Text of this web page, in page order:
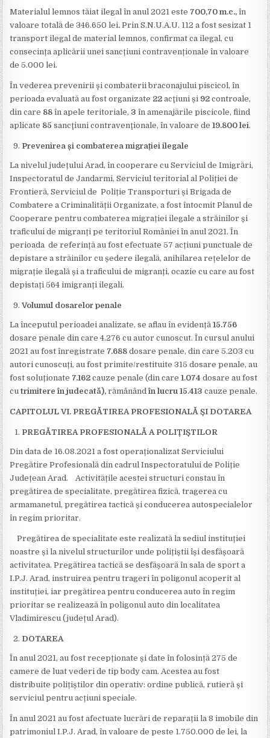
Materialul lemnos tăiat ilegal în anul 2021 este 700,70 m.c., în
valoare totală de 346.650 lei.Prin S.N.U.A.U. 112 a fost sesizat 1
transport ilegal de material lemnos, confirmat ca ilegal, cu
consecința aplicării unei sancțiuni contravenționale în valoare
de 5.000 lei.
În vederea prevenirii şi combaterii braconajului piscicol, în
perioada evaluată au fost organizate 22 acţiuni și 92 controale,
din care 88în apele teritoriale, 3 în amenajările piscicole, fiind
aplicate 85 sancţiuni contravenţionale, în valoare de19.800 lei.
Prevenirea și combaterea migrației ilegale
La nivelul județului Arad, în cooperare cu Serviciul de Imigrări,
Inspectoratul de Jandarmi, Serviciul teritorial al Poliției de
Frontieră, Serviciul de Poliție Transporturi și Brigada de
Combatere a Criminalității Organizate, a fost întocmit Planul de
Cooperare pentru combaterea migrației ilegale a străinilor și
traficului de migranți pe teritoriul României în anul 2021. În
perioada de referință au fost efectuate 57 acțiuni punctuale de
depistare a străinilor cu ședere ilegală, anihilarea rețelelor de
migrație ilegală și a traficului de migranți, ocazie cu care au fost
depistați 564 imigranți ilegali.
Volumul dosarelor penale
La începutul perioadei analizate, se aflau în evidență15.756
dosare penale din care 4.276 cu autor cunoscut. În cursul anului
2021 au fost înregistrate 7.688 dosare penale, din care 5.203 cu
autori cunoscuți, au fost primite/restituite 315 dosare penale, au
fost soluționate 7.162 cauze penale (din care1.074dosare au fost
cu trimitere în judecată),rămânând în lucru 15.413 cauze penale.
CAPITOLUL VI. PREGĂTIREA PROFESIONALĂ ȘI DOTAREA
PREGĂTIREA PROFESIONALĂ A POLIȚIȘTILOR
Din data de 16.08.2021 a fost operaționalizat Serviciului
Pregătire Profesională din cadrul Inspectoratului de Poliție
Județean Arad. Activitățile acestei structuri constau în
pregătirea de specialitate, pregătirea fizică, tragerea cu
armamanetul, pregătirea tactică și conducerea autospecialelor
în regim prioritar.
Pregătirea de specialitate este realizată la sediul instituției
noastre și la nivelul structurilor unde polițiștii își desfășoară
activitatea. Pregătirea tactică se desfășoară în sala de sport a
I.P.J. Arad, instruirea pentru trageri în poligonul acoperit al
instituției, iar pregătirea pentru conducerea auto în regim
prioritar se realizează în poligonul auto din localitatea
Vladimirescu (județul Arad).
DOTAREA
În anul 2021, au fost recepționate și date în folosință 275 de
camere de luat vederi de tip body cam. Acestea au fost
distribuite polițiștilor din operativ: ordine publică, rutieră și
serviciul pentru acțiuni speciale.
În anul 2021 au fost afectuate lucrări de reparații la 8 imobile din
patrimoniul I.P.J. Arad, în valoare de peste 1.750.000 de lei, la